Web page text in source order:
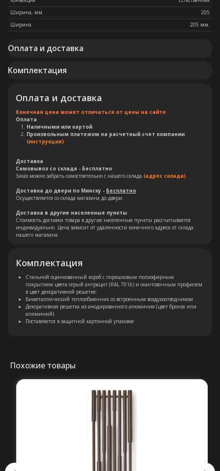
Ширина, мм.
205
Ширина
205 мм.
Оплата и доставка
Комплектация
Оплата и доставка
Конечная цена может отличаться от цены на сайте
Оплата
Наличными или картой
Произвольным платежом на расчетный счет компании
(инструкция)
Доставка
Самовывоз со склада - Бесплатно
Заказ можно забрать самостоятельно с нашего склада (адрес склада)
Доставка до двери по Минску - Бесплатно
Осуществляется со склада магазина до двери.
Доставка в другие населенные пункты
Стоимость доставки товара в другие населенные пункты рассчитывается
индивидуально. Цена зависит от удаленности конечного адреса от склада
нашего магазина.
Комплектация
Стальной оцинкованный короб с порошковым полиэфирным
покрытием цвета серый антрацит (RAL 7016) и окантовочным профилем
в цвет декоративной решетке:
Биметаллический теплообменник со встроенным воздухоотводчиком
Декоративная решетка из анодированного алюминия (цвет бронза или
алюминий)
Поставляется в защитной картонной упаковке
Похожие товары
Оставьте свои контакты. Наш
специалист свяжется с Вами в
кратчайшие сроки. Мы знаем
насколько важно сделать
правильный выбор.
+375 (29) 652 34 03
692071529, р/с BY38 ALFA 3012 2327
5000 2027 0000, в ЗАО «Альфа-Банк»,